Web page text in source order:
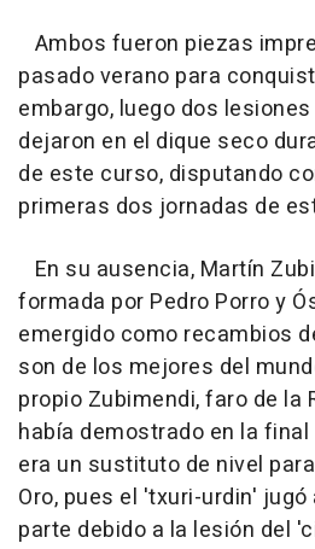
Ambos fueron piezas
pasado verano para
embargo, luego dos
dejaron en el dique seco
de este curso, disputando
primeras dos jornadas de
En su ausencia, Martín
formada por Pedro Porro y
emergido como recambios
son de los mejores del
propio Zubimendi, faro de la
había demostrado en la final
era un sustituto de nivel
Oro, pues el 'txuri-urdin'
parte debido a la lesión del